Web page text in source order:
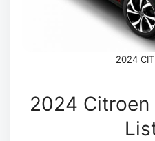
2024
2024